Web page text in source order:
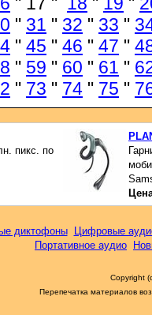
" 31 " 32 " 33 "
" 45 " 46 " 47 "
" 59 " 60 " 61 "
" 73 " 74 " 75 "
пикс. по
диктофоны
Цифровые
Портативное аудио
Copyright
Перепечатка материалов